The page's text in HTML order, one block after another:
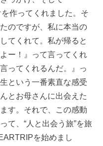
作ってくれました。そ
のですが、私に本当の
てくれて。私が帰ると
ー！』って言ってくれ
ってくれるんだ。』っ
という一番素直な感受
とお母さんに出会えた
す。それで、この感動
て、“人と出会う旅”を旅
を始めまし